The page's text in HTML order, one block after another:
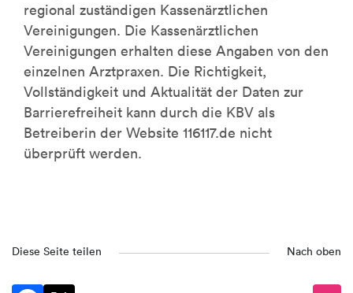
regional zuständigen Kassenärztlichen
Vereinigungen. Die Kassenärztlichen
Vereinigungen erhalten diese Angaben von den
einzelnen Arztpraxen. Die Richtigkeit,
Vollständigkeit und Aktualität der Daten zur
Barrierefreiheit kann durch die KBV als
Betreiberin der Website 116117.de nicht
überprüft werden.
Diese Seite teilen Nach oben